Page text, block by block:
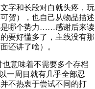
字和长段对白就头疼，玩
贺），也自己从物品描述
是哪个势力……感谢后来读
要好懂多了，主线没有那
还讲了啥）。
意味着不需要多个存档
一周目就有几乎全部忍
不热衷于尝试不同的打